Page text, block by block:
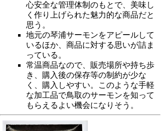
心安全な管理体制のもとで、美味し
く作り上げられた魅力的な商品だと
思う。
地元の琴浦サーモンをアピールして
いるほか、商品に対する思いが詰ま
っている。
常温商品なので、販売場所や持ち歩
き、購入後の保存等の制約が少な
く、購入しやすい。このような手軽
な加工品で鳥取のサーモンを知って
もらえるよい機会になりそう。